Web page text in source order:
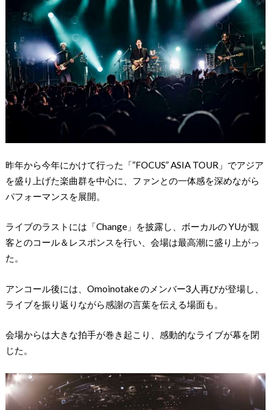
昨年から今年にかけて行った「”FOCUS” ASIA TOUR」でアジア
を盛り上げた楽曲群を中心に、ファンとの一体感を深めながら
パフォーマンスを展開。
ライブのラストには「Change」を披露し、ボーカルの YUが観
客とのコール＆レスポンスを行い、会場は最高潮に盛り上がっ
た。
アンコール後には、Omoinotake のメンバー3人再びが登場し、
ライブを振り返りながら感謝の言葉を伝える場面も。
会場からは大きな拍手が巻き起こり、感動的なライブが幕を閉
じた。